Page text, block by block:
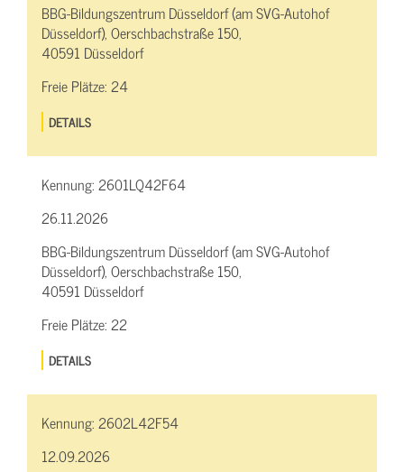
BBG-Bildungszentrum Düsseldorf (am SVG-Autohof
Düsseldorf), Oerschbachstraße 150,
40591 Düsseldorf
Freie Plätze:24
DETAILS
Kennung:2601LQ42F64
26.11.2026
BBG-Bildungszentrum Düsseldorf (am SVG-Autohof
Düsseldorf), Oerschbachstraße 150,
40591 Düsseldorf
Freie Plätze:22
DETAILS
Kennung:2602L42F54
12.09.2026